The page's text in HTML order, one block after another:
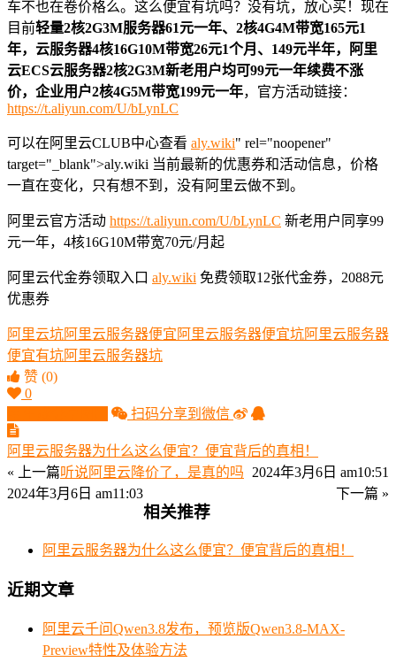
车不也在卷价格么。这么便宜有坑吗？没有坑，放心买！现在
目前轻量2核2G3M服务器61元一年、2核4G4M带宽165元1
年，云服务器4核16G10M带宽26元1个月、149元半年，阿里
云ECS云服务器2核2G3M新老用户均可99元一年续费不涨
价，企业用户2核4G5M带宽199元一年，官方活动链接：
https://t.aliyun.com/U/bLynLC
可以在阿里云CLUB中心查看 aly.wiki" rel="noopener"
target="_blank">aly.wiki 当前最新的优惠券和活动信息，价格
一直在变化，只有想不到，没有阿里云做不到。
阿里云官方活动 https://t.aliyun.com/U/bLynLC 新老用户同享99
元一年，4核16G10M带宽70元/月起
阿里云代金券领取入口 aly.wiki 免费领取12张代金券，2088元
优惠券
阿里云坑阿里云服务器便宜 阿里云服务器便宜坑阿里云服务器
便宜有坑阿里云服务器坑
赞 (0)
0
扫码分享到微信
阿里云服务器为什么这么便宜？便宜背后的真相！
« 上一篇
2024年3月6日 am10:51
听说阿里云降价了，是真的吗
下一篇 »
2024年3月6日 am11:03
相关推荐
阿里云服务器为什么这么便宜？便宜背后的真相！
近期文章
阿里云千问Qwen3.8发布，预览版Qwen3.8-MAX-
Preview特性及体验方法